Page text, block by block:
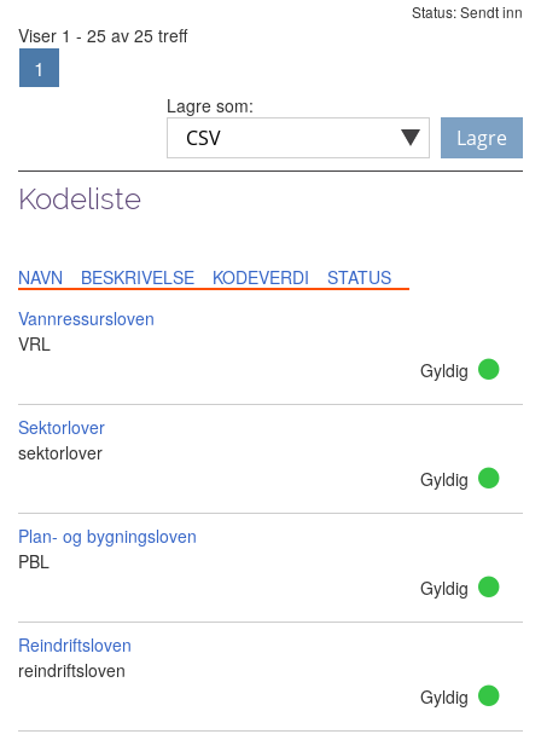
Status: Sendt inn
Viser 1 - 25 av 25 treff
1
Lagre som:
Lagre
Kodeliste
NAVN BESKRIVELSE KODEVERDI
STATUS
Vannressursloven
VRL
Gyldig
Sektorlover
sektorlover
Gyldig
Plan- og bygningsloven
PBL
Gyldig
Reindriftsloven
reindriftsloven
Gyldig